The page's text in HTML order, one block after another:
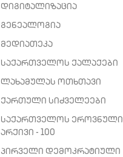
ᲓᲘᲒᲘᲢᲐᲚᲘᲖᲐᲪᲘᲐ
ᲒᲔᲜᲔᲐᲚᲝᲒᲘᲐ
ᲛᲔᲓᲘᲐᲗᲔᲙᲐ
ᲡᲐᲥᲐᲠᲗᲕᲔᲚᲝᲡ ᲥᲐᲚᲐᲥᲔᲑᲘ
ᲚᲐᲮᲐᲛᲣᲚᲐᲡ ᲝᲗᲮᲗᲐᲕᲘ
ᲥᲐᲠᲗᲣᲚᲘ ᲡᲘᲫᲕᲔᲚᲔᲔᲑᲘ
ᲡᲐᲥᲐᲠᲗᲕᲔᲚᲝᲡ ᲔᲠᲝᲕᲜᲣᲚᲘ
ᲐᲠᲥᲘᲕᲘ - 100
ᲞᲘᲠᲕᲔᲚᲘ ᲓᲔᲛᲝᲙᲠᲐᲢᲘᲣᲚᲘ